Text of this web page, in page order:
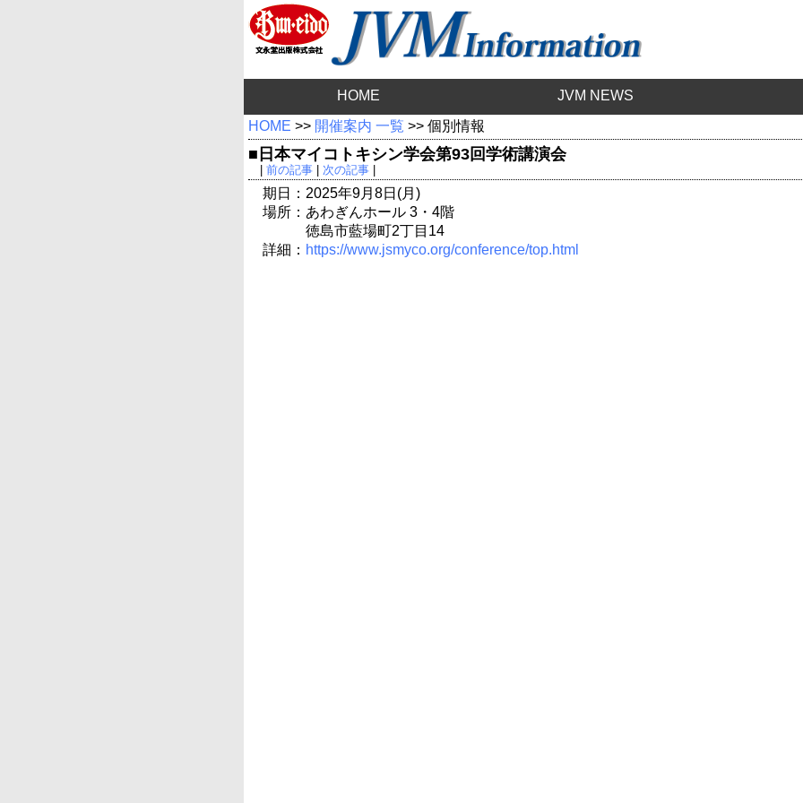
HOME JVM NEWS
HOME >> 開催案内 一覧 >> 個別情報
■日本マイコトキシン学会第93回学術講演会
前の記事| 次の記事|
期日：2025年9月8日(月)
場所：あわぎんホール 3・4階
徳島市藍場町2丁目14
詳細： https://www.jsmyco.org/conference/top.html